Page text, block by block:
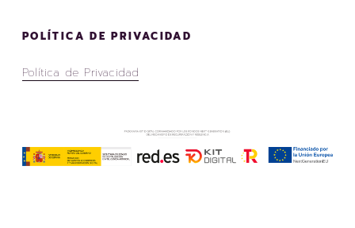
POLÍTICA DE PRIVACIDAD
Política de Privacidad